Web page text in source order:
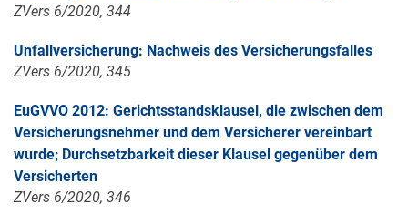
ZVers 6/2020, 344
Unfallversicherung: Nachweis des Versicherungsfalles
ZVers 6/2020, 345
EuGVVO 2012: Gerichtsstandsklausel, die zwischen dem
Versicherungsnehmer und dem Versicherer vereinbart
wurde; Durchsetzbarkeit dieser Klausel gegenüber dem
Versicherten
ZVers 6/2020, 346